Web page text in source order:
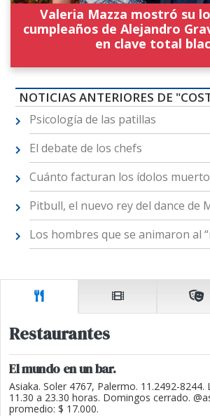
Valeria Mazza mostró su
cumpleaños de Alejandro
en clave total
NOTICIAS ANTERIORES DE
Psicología de las patillas
El debate de los chefs
Cuánto facturan los ídolos
Pitbull, el nuevo rey del dance de
Los hombres que se animaron al
Restaurantes
El mundo en un bar.
Asiaka. Soler 4767, Palermo. 11.2492-8244.
11.30 a 23.30 horas. Domingos cerrado.
promedio: $ 17.000.